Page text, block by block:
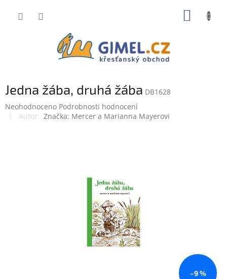
Jedna žába, druhá žába DB1628
Průměrné
hodnocení
Neohodnoceno Podrobnosti hodnocení
Značka: Mercer a Marianna Mayerovi
–9 %